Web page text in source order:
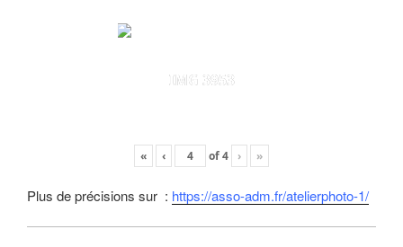
IMG 3953
« ‹ of4 › »
Plus de précisions sur : https://asso-adm.fr/atelierphoto-1/